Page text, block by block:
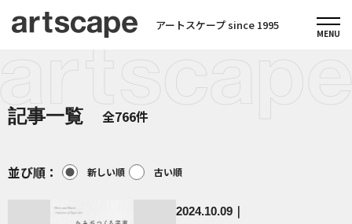
アートスケープ since 1995
記事一覧 全766件
並び順： 新しい順 古い順
2024.10.09